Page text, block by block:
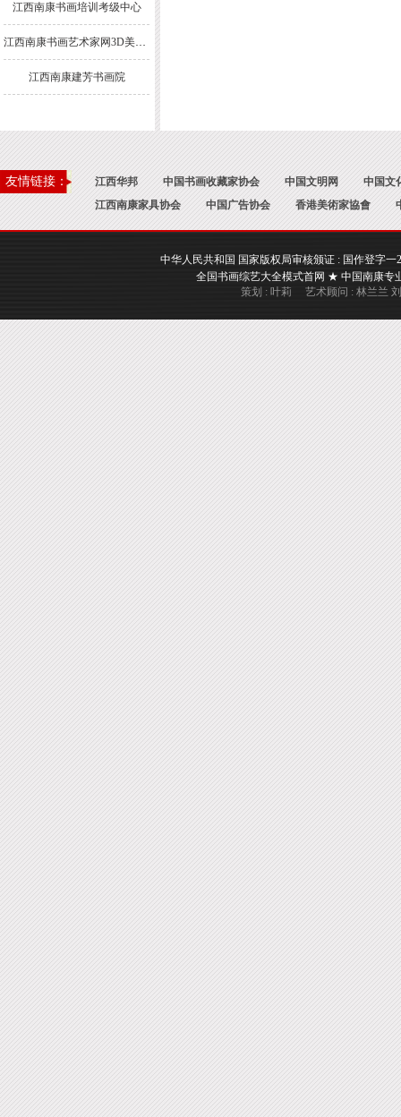
江西南康书画培训考级中心
江西南康书画艺术家网3D美术馆
江西南康建芳书画院
友情链接： 江西华邦 中国书画收藏家协会 中国文明网
中国文
江西南康家具协会
中国广告协会 香港美術家協會
中华人民共和国 国家版权局审核颁证 : 国作登字
全国书画综艺大全模式首网 ★ 中国南康
策划 : 叶莉 艺术顾问 : 林兰兰